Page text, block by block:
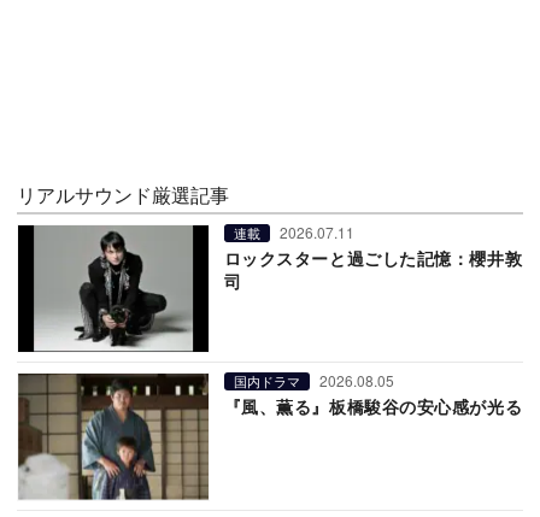
リアルサウンド厳選記事
連載 2026.07.11
ロックスターと過ごした記憶：櫻井敦
司
国内ドラマ 2026.08.05
『風、薫る』板橋駿谷の安心感が光る